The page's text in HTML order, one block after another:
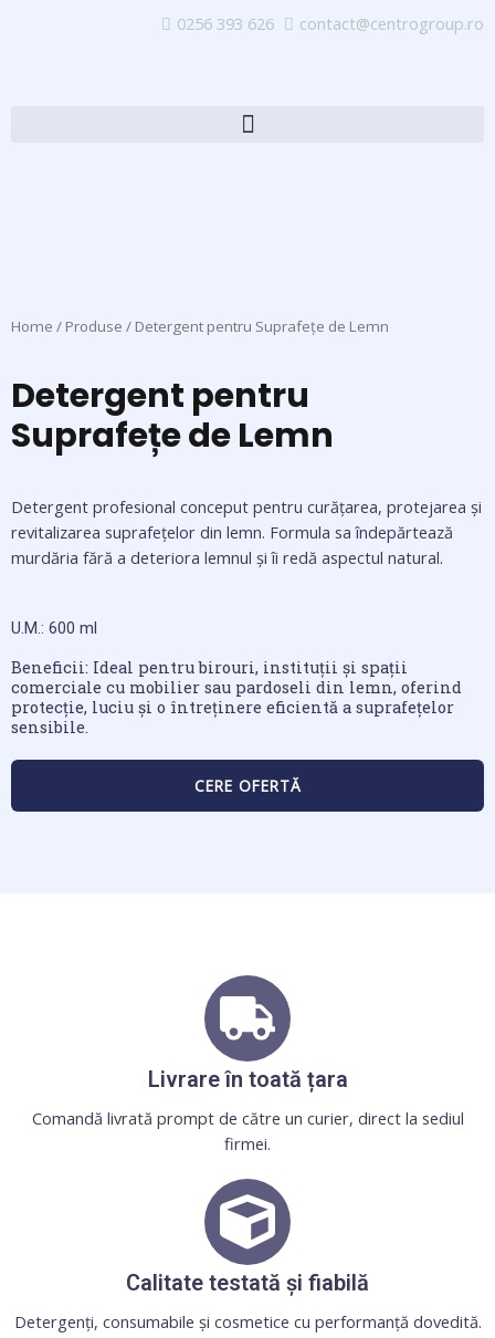
0256 393 626 contact@centrogroup.ro
Home / Produse / Detergent pentru Suprafețe de Lemn
Detergent pentru
Suprafețe de Lemn
Detergent profesional conceput pentru curățarea, protejarea și
revitalizarea suprafețelor din lemn. Formula sa îndepărtează
murdăria fără a deteriora lemnul și îi redă aspectul natural.
U.M.: 600 ml
Beneficii: Ideal pentru birouri, instituții și spații
comerciale cu mobilier sau pardoseli din lemn, oferind
protecție, luciu și o întreținere eficientă a suprafețelor
sensibile.
CERE OFERTĂ
Livrare în toată țara
Comandă livrată prompt de către un curier, direct la sediul
firmei.
Calitate testată și fiabilă
Detergenți, consumabile și cosmetice cu performanță dovedită.